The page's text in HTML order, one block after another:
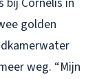
golden
weg. “Mijn